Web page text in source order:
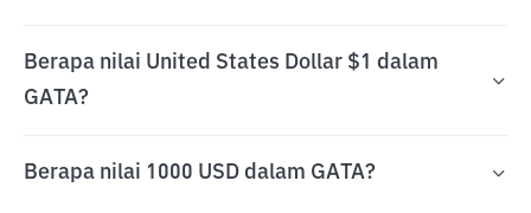
Berapa nilai United States Dollar $1 dalam
GATA?
Berapa nilai 1000 USD dalam GATA?